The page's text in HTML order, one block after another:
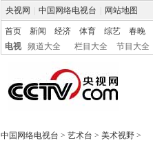
央视网 中国网络电视台 网站地图
首页 新闻 经济 体育 综艺 春晚
电视
频道大全 栏目大全 节目大全
中国网络电视台 > 艺术台 > 美术视野 >